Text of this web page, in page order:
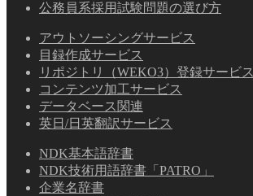
公務員系採用試験問題の選び方
アウトソーシングサービス
目録作成サービス
リポジトリ（WEKO3）登録サービス
コンテンツ加工サービス
データベース関連
英日/日英翻訳サービス
NDK基本語辞書
NDK技術用語辞書「PATRO」
企業名辞書